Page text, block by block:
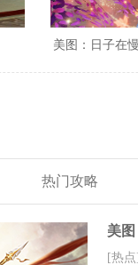
美图：日子在
热门攻略
美
[热